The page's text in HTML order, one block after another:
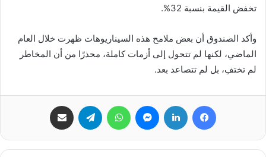
تخفض القيمة بنسبة 32%.
وأكد الصندوق أن بعض ملامح هذه السيناريوهات ظهرت خلال العام
الماضي، لكنها لم تتحول إلى أزمات كاملة، محذرًا من أن المخاطر
لم تختفِ، بل لم تتصاعد بعد.
فيسبوك لينكدإن ماسنجر واتساب تيلقرام